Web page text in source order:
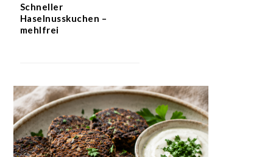
Schneller
Haselnusskuchen –
mehlfrei